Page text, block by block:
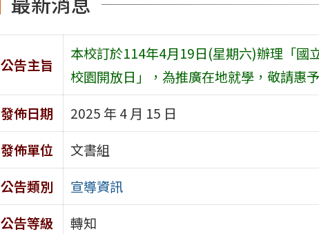
公告主旨
本校訂於114年4月19日(星期六)辦理「國
校園開放日」，為推廣在地就學，敬請惠
發佈日期
2025 年 4 月 15 日
發佈單位
文書組
公告類別
宣導資訊
公告等級
轉知